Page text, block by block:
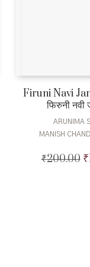
Firuni Navi
फिरुनी नवी
ARUNIMA
MANISH
₹200.00 ₹